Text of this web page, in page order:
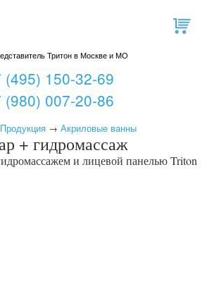
Тритон в Москве и МО
(495) 150-32-69
(980) 007-20-86
Продукция→ Акриловые ванны
+ гидромассаж
и лицевой панельюTriton